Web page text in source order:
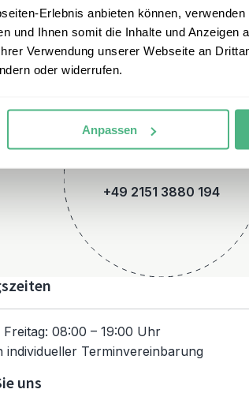
Erlebnis anbieten können,
und Ihnen somit die Inhalte und Anzeigen
Verwendung unserer Webseite an
oder widerrufen.
Anpassen
Telefon
+49 2151 3880 194
Freitag: 08:00 – 19:00 Uhr
individueller Terminvereinbarung
uns